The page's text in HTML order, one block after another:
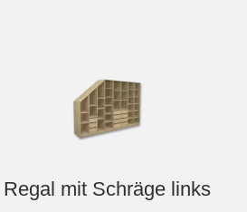
Regal mit Schräge links